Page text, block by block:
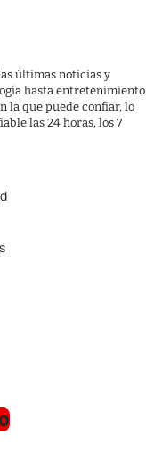
últimas noticias y
hasta entretenimiento
la que puede confiar, lo
las 24 horas, los 7